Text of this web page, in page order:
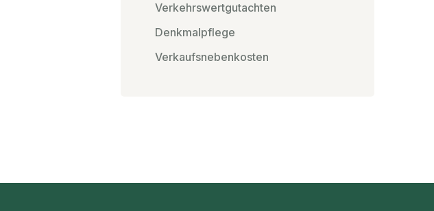
Verkehrswertgutachten
Denkmalpflege
Verkaufsnebenkosten